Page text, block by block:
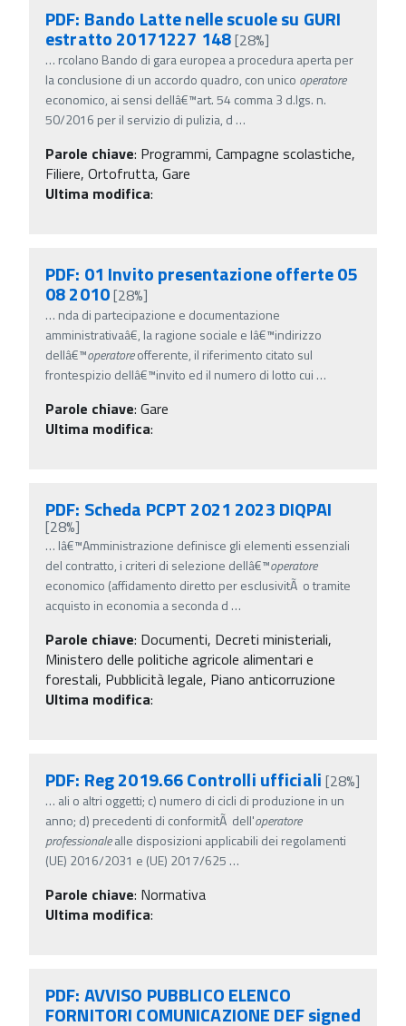
PDF: Bando Latte nelle scuole su GURI
estratto 20171227 148[28%]
… rcolano Bando di gara europea a procedura aperta per
la conclusione di un accordo quadro, con unico operatore
economico, ai sensi dellâ€™art. 54 comma 3 d.lgs. n.
50/2016 per il servizio di pulizia, d …
Parole chiave: Programmi, Campagne scolastiche,
Filiere, Ortofrutta, Gare
Ultima modifica:
PDF: 01 Invito presentazione offerte 05
08 2010[28%]
… nda di partecipazione e documentazione
amministrativaâ€, la ragione sociale e lâ€™indirizzo
dellâ€™operatoreofferente, il riferimento citato sul
frontespizio dellâ€™invito ed il numero di lotto cui …
Parole chiave: Gare
Ultima modifica:
PDF: Scheda PCPT 2021 2023 DIQPAI
[28%]
… lâ€™Amministrazione definisce gli elementi essenziali
del contratto, i criteri di selezione dellâ€™operatore
economico (affidamento diretto per esclusivitÃ o tramite
acquisto in economia a seconda d …
Parole chiave: Documenti, Decreti ministeriali,
Ministero delle politiche agricole alimentari e
forestali, Pubblicità legale, Piano anticorruzione
Ultima modifica:
PDF: Reg 2019.66 Controlli ufficiali [28%]
… ali o altri oggetti; c) numero di cicli di produzione in un
anno; d) precedenti di conformitÃ dell'operatore
professionalealle disposizioni applicabili dei regolamenti
(UE) 2016/2031 e (UE) 2017/625 …
Parole chiave: Normativa
Ultima modifica:
PDF: AVVISO PUBBLICO ELENCO
FORNITORI COMUNICAZIONE DEF signed